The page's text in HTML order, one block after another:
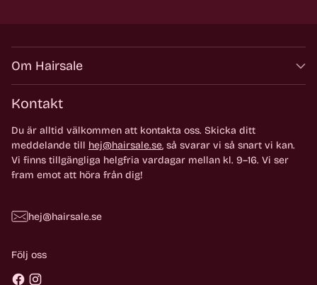
Om Hairsale
Kontakt
Du är alltid välkommen att kontakta oss. Skicka ditt
meddelande till hej@hairsale.se, så svarar vi så snart vi kan.
Vi finns tillgängliga helgfria vardagar mellan kl. 9–16. Vi ser
fram emot att höra från dig!
hej@hairsale.se
Följ oss